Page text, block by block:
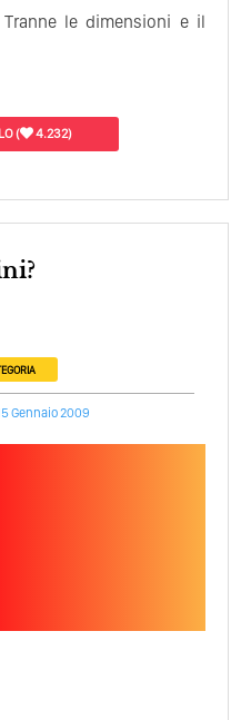
le dimensioni e il
( 4.232)
Gennaio 2009